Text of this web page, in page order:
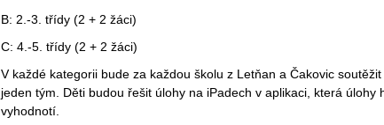
B: 2.-3. třídy (2 + 2 žáci)
C: 4.-5. třídy (2 + 2 žáci)
V každé kategorii bude za každou školu z Letňan a Čakovic soutěžit
jeden tým. Děti budou řešit úlohy na iPadech v aplikaci, která úlohy
vyhodnotí.